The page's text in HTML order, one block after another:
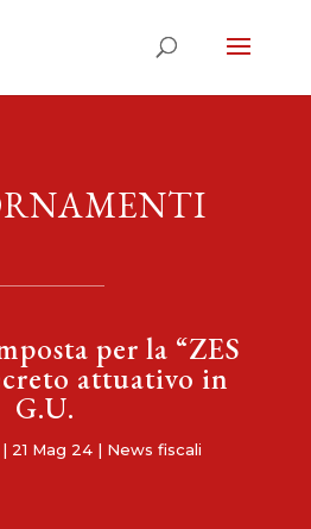
per la “ZES
attuativo in
G.U.
| 21 Mag 24| News fiscali